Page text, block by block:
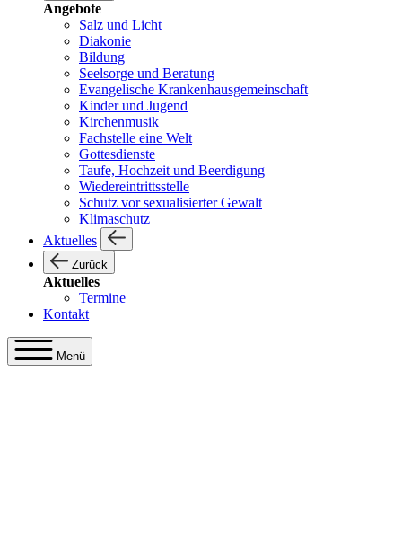
Angebote
Salz und Licht
Diakonie
Bildung
Seelsorge und Beratung
Evangelische Krankenhausgemeinschaft
Kinder und Jugend
Kirchenmusik
Fachstelle eine Welt
Gottesdienste
Taufe, Hochzeit und Beerdigung
Wiedereintrittsstelle
Schutz vor sexualisierter Gewalt
Klimaschutz
Aktuelles
Zurück
Aktuelles
Termine
Kontakt
Menü